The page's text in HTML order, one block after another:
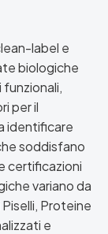
label e
biologiche
per il
identificare
soddisfano
certificazioni
variano da
Proteine
e